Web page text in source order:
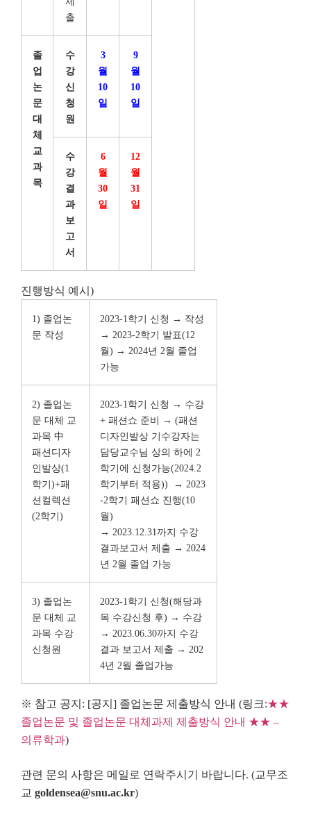
출
졸
업
논
문
대
체
교
과
목
수
강
신
청
원
3
월
10
일
9
월
10
일
수
강
결
과
보
고
서
6
월
30
일
12
월
31
일
진행방식 예시)
1) 졸업논
문 작성
2023-1학기 신청 → 작성
→ 2023-2학기 발표(12
월) → 2024년 2월 졸업
가능
2) 졸업논
문 대체 교
과목 中
패션디자
인발상(1
학기)+패
션컬렉션
(2학기)
2023-1학기 신청 → 수강
+ 패션쇼 준비 → (패션
디자인발상 기수강자는
담당교수님 상의 하에 2
학기에 신청가능(2024.2
학기부터 적용))
→ 2023
-2학기 패션쇼 진행(10
월)
→ 2023.12.31까지 수강
결과보고서 제출 → 2024
년 2월 졸업 가능
3) 졸업논
문 대체 교
과목 수강
신청원
2023-1학기 신청(해당과
목 수강신청 후) → 수강
→ 2023.06.30까지 수강
결과 보고서 제출 → 202
4년 2월 졸업가능
※ 참고 공지: [공지] 졸업논문 제출방식 안내 (링크:★★
졸업논문 및 졸업논문 대체과제 제출방식 안내 ★★ –
의류학과)
관련 문의 사항은 메일로 연락주시기 바랍니다. (교무조
교 goldensea@snu.ac.kr)